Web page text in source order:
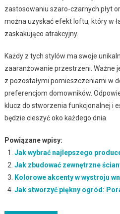
zastosowaniu szaro-czarnych płyt
można uzyskać efekt loftu, który w
zaskakująco atrakcyjny.
Każdy z tych stylów ma swoje
zaaranżowanie przestrzeni. Ważne
z pozostałymi pomieszczeniami w
preferencjom domowników.
klucz do stworzenia funkcjonalnej i
będzie cieszyć oko każdego dnia.
Powiązane wpisy:
Jak wybrać najlepszego
Jak zbudować zewnętrzne
Kolorowe akcenty w wystroju
Jak stworzyć piękny ogród: